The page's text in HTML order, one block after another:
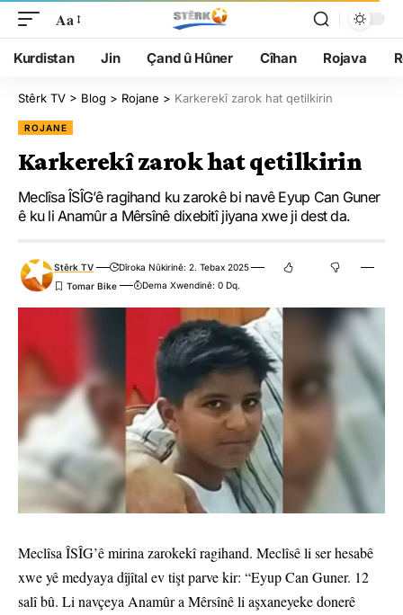
Aa
Kurdistan Jin Çand û Hûner Cîhan Rojava
Stêrk TV > Blog > Rojane > Karkerekî zarok hat qetilkirin
ROJANE
Karkerekî zarok hat qetilkirin
Meclîsa ÎSÎG’ê ragihand ku zarokê bi navê Eyup Can Guner
ê ku li Anamûr a Mêrsînê dixebitî jiyana xwe ji dest da.
Stêrk TV
Dîroka Nûkirinê: 2. Tebax 2025
Dema Xwendinê: 0 Dq.
Meclîsa ÎSÎG’ê mirina zarokekî ragihand. Meclîsê li ser hesabê
xwe yê medyaya dîjîtal ev tişt parve kir: “Eyup Can Guner. 12
salî bû. Li navçeya Anamûr a Mêrsînê li aşxaneyeke donerê